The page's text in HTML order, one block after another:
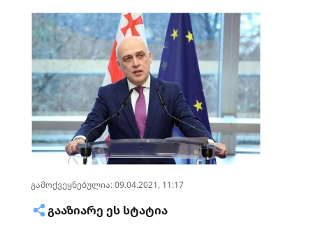
გამოქვეყნებულია: 09.04.2021, 11:17
ᲒᲐᲐᲖᲘᲐᲠᲔ ᲔᲡ ᲡᲢᲐᲢᲘᲐ